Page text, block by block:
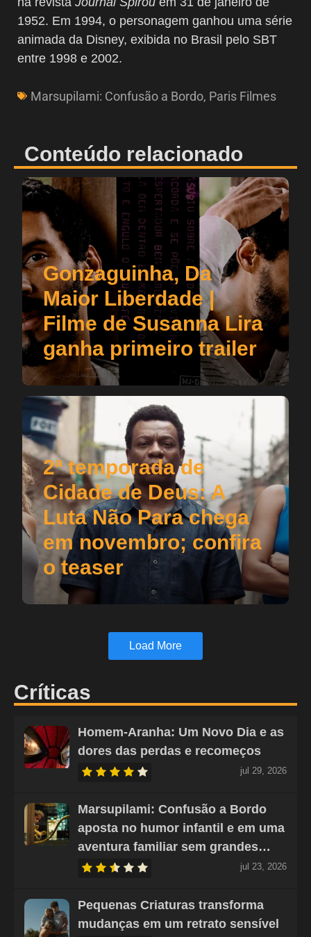
1952. Em 1994, o personagem ganhou uma série
animada da Disney, exibida no Brasil pelo SBT
entre 1998 e 2002.
Marsupilami: Confusão a Bordo, Paris Filmes
Conteúdo relacionado
Gonzaguinha, Da
Maior Liberdade |
Filme de Susanna Lira
ganha primeiro trailer
2ª temporada de
Cidade de Deus: A
Luta Não Para chega
em novembro; confira
o teaser
Load More
Críticas
Homem-Aranha: Um Novo Dia e as
dores das perdas e recomeços
jul 29, 2026
Marsupilami: Confusão a Bordo
aposta no humor infantil e em uma
aventura familiar sem grandes…
jul 23, 2026
Pequenas Criaturas transforma
mudanças em um retrato sensível